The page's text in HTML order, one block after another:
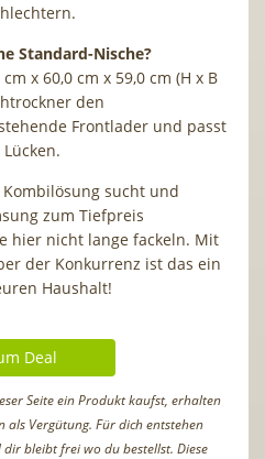
Standard-Nische?
x 60,0 cm x 59,0 cm (H x B
den
Frontlader und passt
sucht und
zum Tiefpreis
hier nicht lange fackeln. Mit
der Konkurrenz ist das ein
Haushalt!
Deal
Seite ein Produkt kaufst, erhalten
Vergütung. Für dich entstehen
bleibt frei wo du bestellst. Diese